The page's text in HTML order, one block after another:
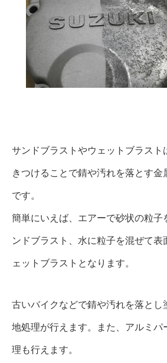
サンドブラストやウェットブラスト
きつけることで錆や汚れを落とす
です。
簡単にいえば、エアーで砂状の粒子
ンドブラスト、水に粒子を混ぜて表
ェットブラストとなります。
古いバイクなどで錆や汚れを落とし
地処理が行えます。また、アルミパ
理も行えます。